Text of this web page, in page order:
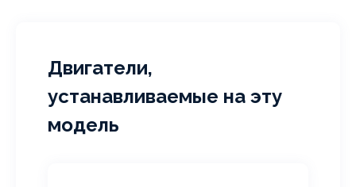
Двигатели,
устанавливаемые на эту
модель